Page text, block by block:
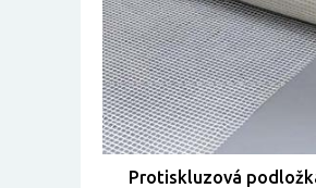
Protiskluzová